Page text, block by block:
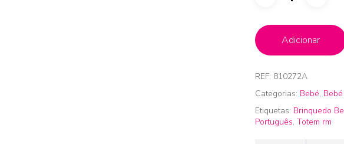
Adicionar
REF: 810272A
Categorias: Bebé,
Etiquetas: Brinquedo
Português,Totem rm